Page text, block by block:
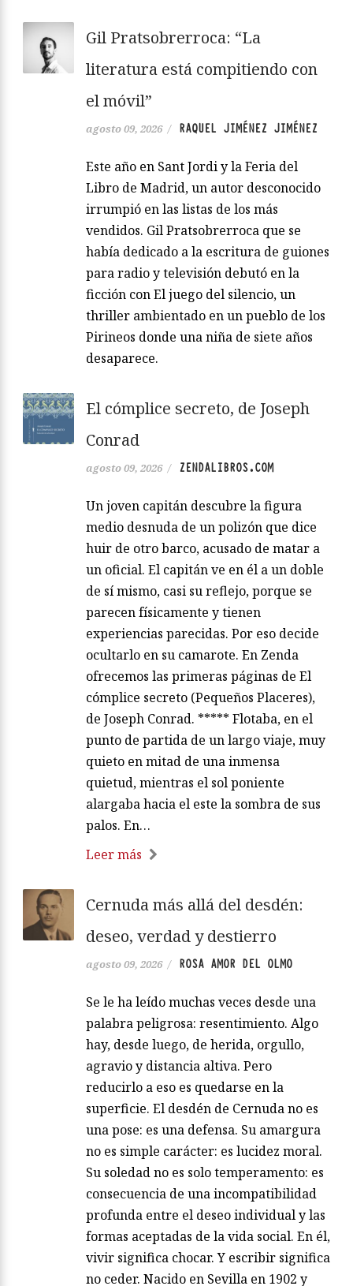
Gil Pratsobrerroca: “La
literatura está compitiendo con
el móvil”
agosto 09, 2026 / RAQUEL JIMÉNEZ JIMÉNEZ
Este año en Sant Jordi y la Feria del
Libro de Madrid, un autor desconocido
irrumpió en las listas de los más
vendidos. Gil Pratsobrerroca que se
había dedicado a la escritura de guiones
para radio y televisión debutó en la
ficción con El juego del silencio, un
thriller ambientado en un pueblo de los
Pirineos donde una niña de siete años
desaparece.
El cómplice secreto, de Joseph
Conrad
agosto 09, 2026 / ZENDALIBROS.COM
Un joven capitán descubre la figura
medio desnuda de un polizón que dice
huir de otro barco, acusado de matar a
un oficial. El capitán ve en él a un doble
de sí mismo, casi su reflejo, porque se
parecen físicamente y tienen
experiencias parecidas. Por eso decide
ocultarlo en su camarote. En Zenda
ofrecemos las primeras páginas de El
cómplice secreto (Pequeños Placeres),
de Joseph Conrad. ***** Flotaba, en el
punto de partida de un largo viaje, muy
quieto en mitad de una inmensa
quietud, mientras el sol poniente
alargaba hacia el este la sombra de sus
palos. En…
Leer más
Cernuda más allá del desdén:
deseo, verdad y destierro
agosto 09, 2026 / ROSA AMOR DEL OLMO
Se le ha leído muchas veces desde una
palabra peligrosa: resentimiento. Algo
hay, desde luego, de herida, orgullo,
agravio y distancia altiva. Pero
reducirlo a eso es quedarse en la
superficie. El desdén de Cernuda no es
una pose: es una defensa. Su amargura
no es simple carácter: es lucidez moral.
Su soledad no es solo temperamento: es
consecuencia de una incompatibilidad
profunda entre el deseo individual y las
formas aceptadas de la vida social. En él,
vivir significa chocar. Y escribir significa
no ceder. Nacido en Sevilla en 1902 y